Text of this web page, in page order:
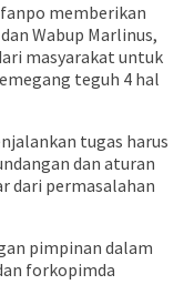
memberikan
Wabup Marlinus,
masyarakat untuk
teguh 4 hal
tugas harus
dan aturan
dari permasalahan
pimpinan dalam
forkopimda